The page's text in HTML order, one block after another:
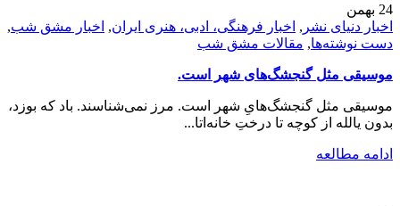
24 بهمن
اخبار دنیای نشر , اخبار فرهنگی، ادبی، هنری ایران, اخبار مشق شب,
دست نوشته‌ها, مقالات مشق شب
موسیقی مثل گنجشگ‌های شهر است.
موسیقی مثل گنجشگ‌هایِ شهر است. مرز نمی‌شناسند. باد که بوزد،
بدون یالله از کوچه تا درختِ خانه‌اتا...
ادامه مطالعه